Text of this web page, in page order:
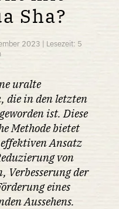
Sha?
2023 | Lesezeit: 5
uralte
die in den letzten
ist. Diese
Methode bietet
Ansatz
von
Verbesserung der
eines
Aussehens.